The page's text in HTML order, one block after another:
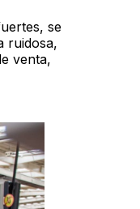
se
ruidosa,
venta,